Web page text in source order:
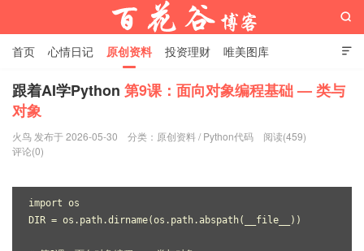
百花谷博客

首页 心情日记 原创资料 投资理财 唯美图库
影音视频 工作照片 Python代码

跟着AI学Python 第9课：面向对象编程基础 — 类与
对象
火鸟 发布于 2026-05-30 分类： 原创资料 / Python代码
阅读(459)
评论(0)
import os
DIR = os.path.dirname(os.path.abspath(__file__))